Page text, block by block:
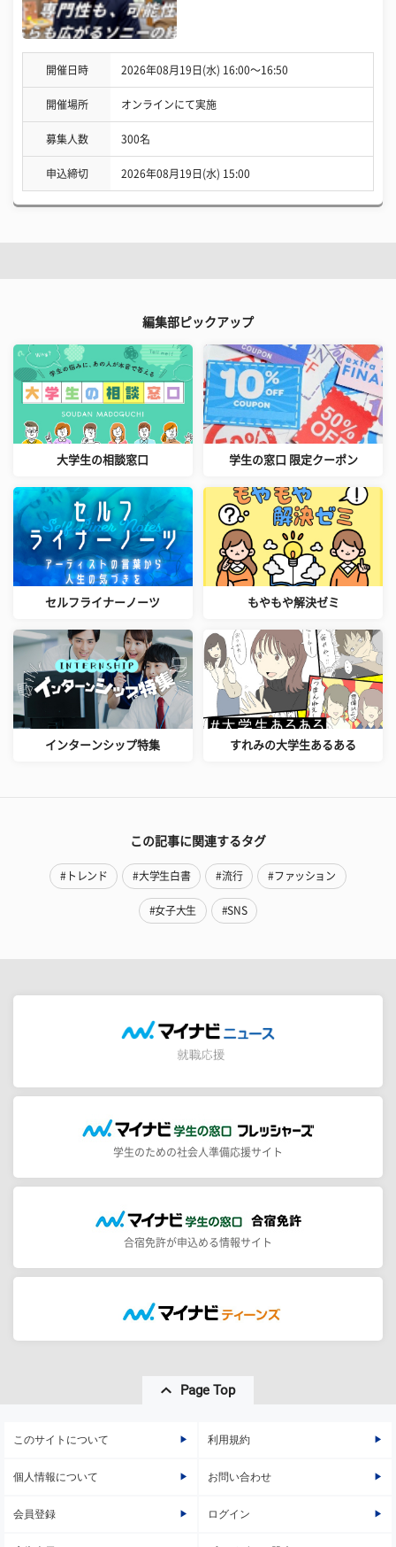
開催日時 2026年08月19日(水) 16:00〜16:50
開催場所 オンラインにて実施
募集人数 300名
申込締切 2026年08月19日(水) 15:00
編集部ピックアップ
大学生の相談窓口 学生の窓口 限定クーポン
セルフライナーノーツ もやもや解決ゼミ
インターンシップ特集 すれみの大学生あるある
この記事に関連するタグ
#トレンド #大学生白書 #流行 #ファッション
#女子大生 #SNS
学生のための社会人準備応援サイト
合宿免許が申込める情報サイト
Page Top
このサイトについて 利用規約
個人情報について お問い合わせ
会員登録 ログイン